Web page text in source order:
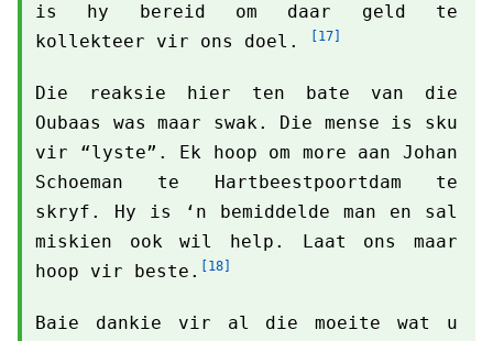
is hy bereid om daar geld te
kollekteer vir ons doel.
[17]
Die reaksie hier ten bate van die
Oubaas was maar swak. Die mense is sku
vir “lyste”. Ek hoop om more aan Johan
Schoeman te Hartbeestpoortdam te
skryf. Hy is ‘n bemiddelde man en sal
miskien ook wil help. Laat ons maar
hoop vir beste.
[18]
Baie dankie vir al die moeite wat u